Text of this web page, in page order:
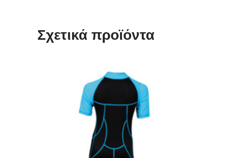
Σχετικά προϊόντα
ΔΙΑΒΆΣΤΕ ΠΕΡΙΣΣΌΤΕΡΑ